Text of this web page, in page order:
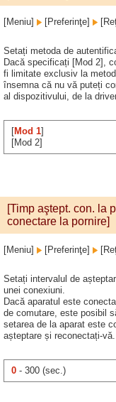
[Meniu] [Preferinţe]
Setați metoda de
Dacă specificați [Mod 2],
fi limitate exclusiv la
însemna că nu vă puteți
al dispozitivului, de la
[Mod 1]
[Mod 2]
[Timp aştept. con. la
conectare la pornire]
[Meniu] [Preferinţe]
Setați intervalul de
unei conexiuni.
Dacă aparatul este
de comutare, este posibil
setarea de la aparat este
așteptare și reconectați-vă.
0 - 300 (sec.)